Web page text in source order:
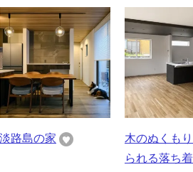
淡路島の家
木のぬくも
られる落ち